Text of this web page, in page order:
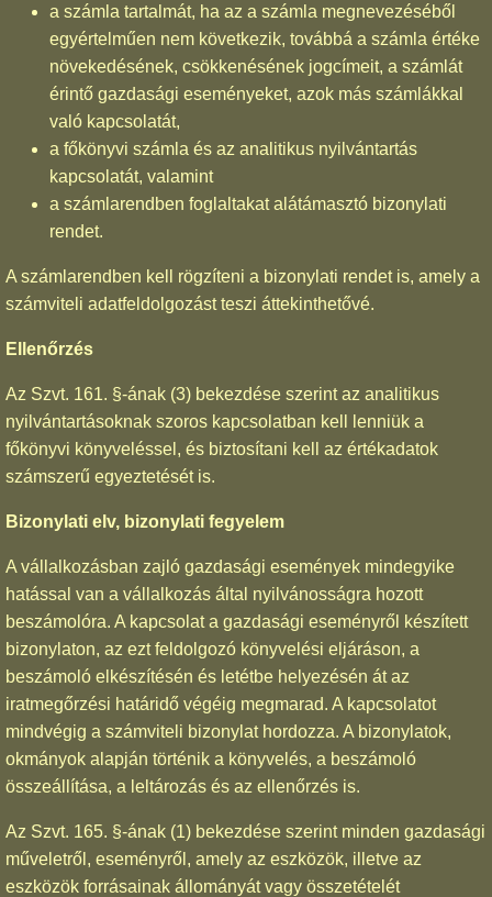
a számla tartalmát, ha az a számla megnevezéséből
egyértelműen nem következik, továbbá a számla értéke
növekedésének, csökkenésének jogcímeit, a számlát
érintő gazdasági eseményeket, azok más számlákkal
való kapcsolatát,
a főkönyvi számla és az analitikus nyilvántartás
kapcsolatát, valamint
a számlarendben foglaltakat alátámasztó bizonylati
rendet.
A számlarendben kell rögzíteni a bizonylati rendet is, amely a
számviteli adatfeldolgozást teszi áttekinthetővé.
Ellenőrzés
Az Szvt. 161. §-ának (3) bekezdése szerint az analitikus
nyilvántartásoknak szoros kapcsolatban kell lenniük a
főkönyvi könyveléssel, és biztosítani kell az értékadatok
számszerű egyeztetését is.
Bizonylati elv, bizonylati fegyelem
A vállalkozásban zajló gazdasági események mindegyike
hatással van a vállalkozás által nyilvánosságra hozott
beszámolóra. A kapcsolat a gazdasági eseményről készített
bizonylaton, az ezt feldolgozó könyvelési eljáráson, a
beszámoló elkészítésén és letétbe helyezésén át az
iratmegőrzési határidő végéig megmarad. A kapcsolatot
mindvégig a számviteli bizonylat hordozza. A bizonylatok,
okmányok alapján történik a könyvelés, a beszámoló
összeállítása, a leltározás és az ellenőrzés is.
Az Szvt. 165. §-ának (1) bekezdése szerint minden gazdasági
műveletről, eseményről, amely az eszközök, illetve az
eszközök forrásainak állományát vagy összetételét